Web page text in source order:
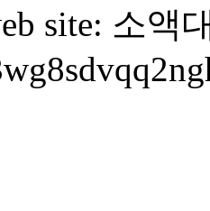
site: 소액